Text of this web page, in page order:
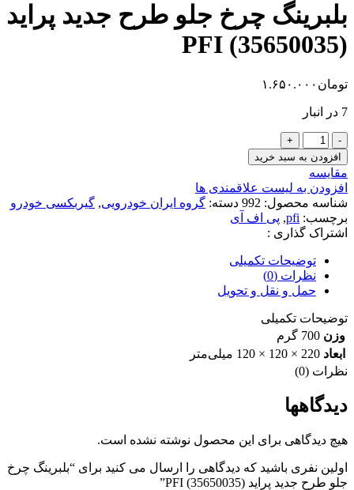
بلبرینگ چرخ جلو طرح جدید پراید
PFI (35650035)
تومان ۱.۶۵۰.۰۰۰
7 در انبار
بلبرینگ
چرخ
جلو
طرح
جدید
PFI
(35650035)
عدد
افزودن به سبد خرید
مقایسه
افزودن به لیست علاقمندی ها
شناسه محصول: 992 دسته: گروه ایران خودرویی, گیربکسی خودرو
برچسب: pfi
, پی اف آی
اشتراک گذاری :
توضیحات تکمیلی
نظرات (0)
حمل و نقل و تحویل
توضیحات تکمیلی
وزن 700 گرم
ابعاد 220 × 120 × 120 میلی‌متر
نظرات (0)
دیدگاهها
هیچ دیدگاهی برای این محصول نوشته نشده است.
اولین نفری باشید که دیدگاهی را ارسال می کنید برای “بلبرینگ چرخ
جلو طرح جدید پراید PFI (35650035)”